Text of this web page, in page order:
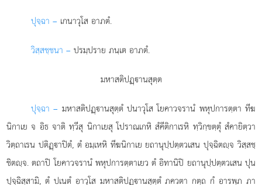
ปุจฺฉา – เกนาวุโส อาภตํ.
วิสฺสชฺชนา – ปรมฺปราย ภนฺเต อาภตํ.
มหาสติปฏฺานสุตฺต
ปุจฺฉา – มหาสติปฏฺานสุตฺตํ ปนาวุโส โยคาวจรานํ พหุปการตฺตา ทีฆ
นิกาเย จ อิธ จาติ ทฺวีสุ นิกาเยสุ โปราณเกหิ สํคีติกาเรหิ ทฺวิกฺขตฺตุํ สํคายิตฺวา
วิตฺถาเรน ปติฏฺาปิตํ, ตํ อมฺเหหิ ทีฆนิกาเย ยถานุปฺปตฺตวเสน ปุจฺฉิตฺจ วิสฺสชฺ
ชิตฺจ. ตถาปิ โยคาวจรานํ พหุปการตฺตาเยว ตํอิทานิปิ ยถานุปฺปตฺตวเสน ปุน
ปุจฺฉิสฺสามิ, ตํ ปเนตํ อาวุโส มหาสติปฏฺานสุตฺตํ ภควตา กตฺถ กํ อารพฺภ ภา